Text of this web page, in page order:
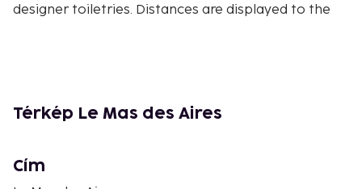
designer toiletries. Distances are displayed to the
Domaine Le Petit Malo - 6.3 km / 3.9 mi
Place aux Herbes - 8.2 km / 5.1 mi
Térkép Le Mas des Aires
Cím